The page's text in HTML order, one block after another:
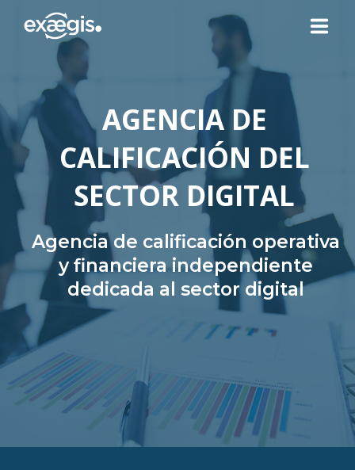
¿QUIÉNES SOMOS?
NUESTRAS OFERTAS
CONTACTO
SU ESPACIO
ES FR IT
Agencia de calificación operativa
y financiera independiente
dedicada al sector digital
AGENCIA DE
CALIFICACIÓN DEL
SECTOR DIGITAL